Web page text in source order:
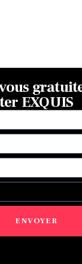
EXQUIS
ENVOYER